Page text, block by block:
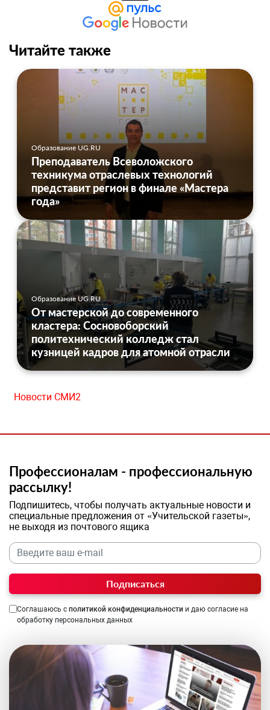
Читайте также
Образование UG.RU
Преподаватель Всеволожского
техникума отраслевых технологий
представит регион в финале «Мастера
года»
Образование UG.RU
От мастерской до современного
кластера: Сосновоборский
политехнический колледж стал
кузницей кадров для атомной отрасли
Новости СМИ2
Профессионалам - профессиональную
рассылку!
Подпишитесь, чтобы получать актуальные новости и
специальные предложения от «Учительской газеты»,
не выходя из почтового ящика
Подписаться
Соглашаюсь с политикой конфиденциальности и даю согласие на
обработку персональных данных